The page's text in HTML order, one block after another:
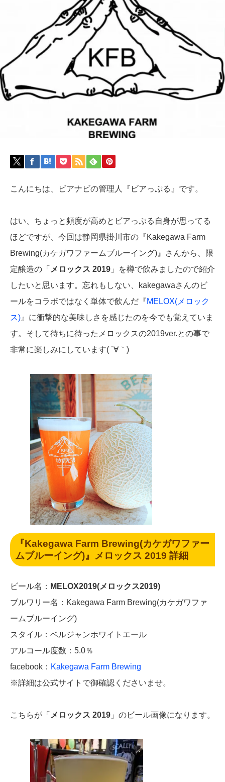
こんにちは、ビアナビの管理人『ビアっぷる』です。
はい、ちょっと頻度が高めとビアっぷる自身が思ってる
ほどですが、今回は静岡県掛川市の『Kakegawa Farm
Brewing(カケガワファームブルーイング)』さんから、限
定醸造の「 メロックス 2019 」を樽で飲みましたので紹介
したいと思います。忘れもしない、kakegawaさんのビ
ールをコラボではなく単体で飲んだ『MELOX(メロック
ス) 』に衝撃的な美味しさを感じたのを今でも覚えていま
す。そして待ちに待ったメロックスの2019ver.との事で
非常に楽しみにしています( ´∀｀)
『Kakegawa Farm Brewing(カケガワファー
ムブルーイング)』
メロックス 2019 詳細
ビール名： MELOX2019(メロックス2019)
ブルワリー名：Kakegawa Farm Brewing(カケガワファ
ームブルーイング)
スタイル：ベルジャンホワイトエール
アルコール度数：5.0％
facebook： Kakegawa Farm Brewing
※詳細は公式サイトで御確認くださいませ。
こちらが「 メロックス 2019 」のビール画像になります。